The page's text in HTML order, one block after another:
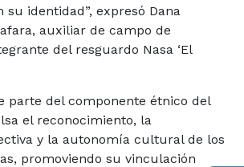
su identidad”, expresó Dana
auxiliar de campo de
del resguardo Nasa ‘El
parte del componente étnico del
el reconocimiento, la
y la autonomía cultural de los
promoviendo su vinculación